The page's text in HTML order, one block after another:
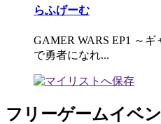
らふげーむ
GAMER WARS EP1 ～
で勇者になれ...
フリーゲームイベ